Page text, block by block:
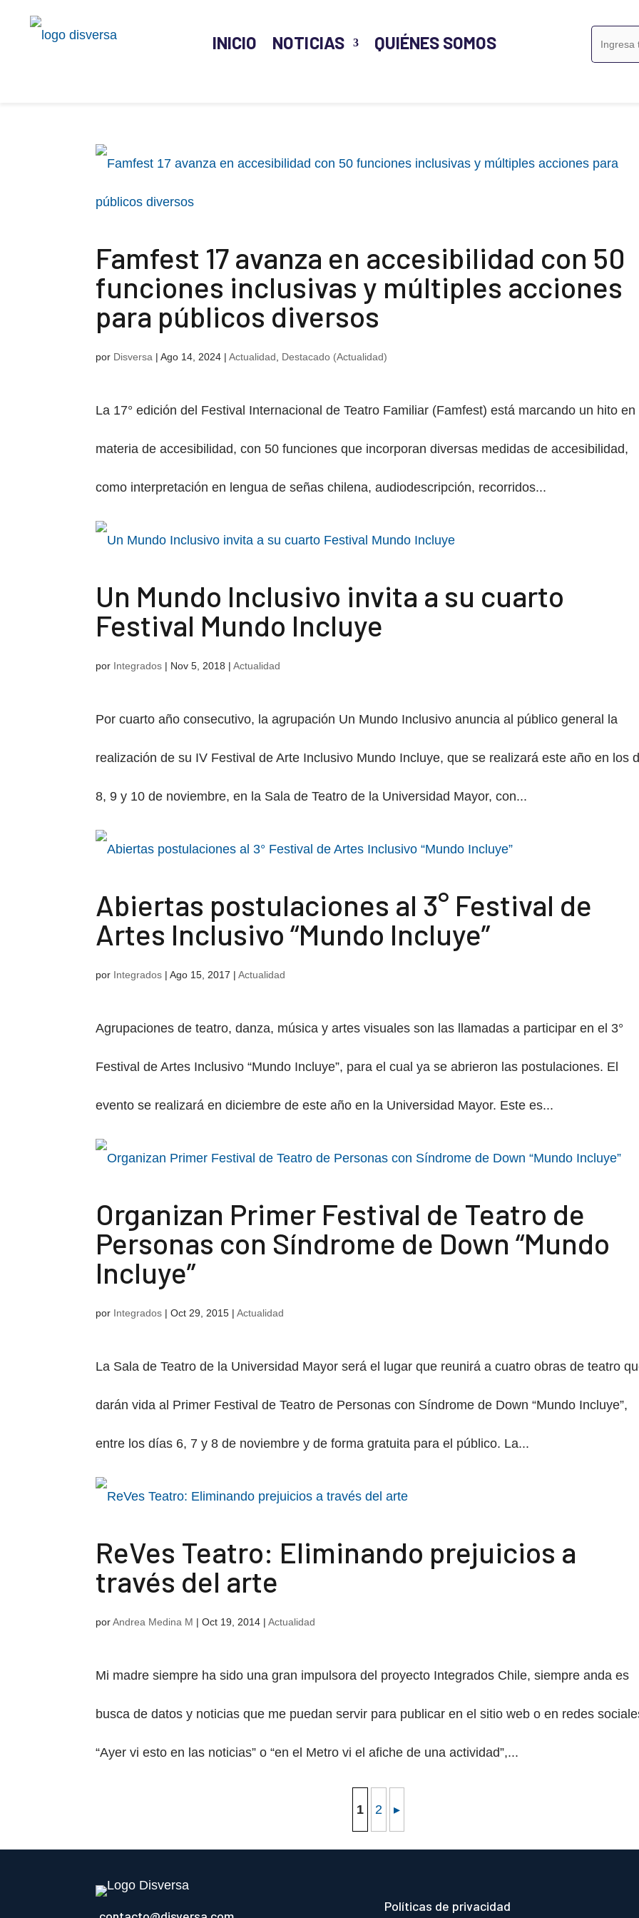
INICIO NOTICIAS QUIÉNES SOMOS
Buscar:
Famfest 17 avanza en accesibilidad con 50
funciones inclusivas y múltiples acciones
para públicos diversos
por Disversa |Ago 14, 2024 |Actualidad Destacado (Actualidad)
La 17° edición del Festival Internacional de Teatro Familiar (Famfest) está marcando un hito en
materia de accesibilidad, con 50 funciones que incorporan diversas medidas de accesibilidad,
como interpretación en lengua de señas chilena, audiodescripción, recorridos...
Un Mundo Inclusivo invita a su cuarto
Festival Mundo Incluye
por Integrados | Nov 5, 2018 |Actualidad
Por cuarto año consecutivo, la agrupación Un Mundo Inclusivo anuncia al público general la
realización de su IV Festival de Arte Inclusivo Mundo Incluye, que se realizará este año en los
8, 9 y 10 de noviembre, en la Sala de Teatro de la Universidad Mayor, con...
Abiertas postulaciones al 3° Festival de
Artes Inclusivo “Mundo Incluye”
por Integrados |Ago 15, 2017 |Actualidad
Agrupaciones de teatro, danza, música y artes visuales son las llamadas a participar en el 3°
Festival de Artes Inclusivo “Mundo Incluye”, para el cual ya se abrieron las postulaciones. El
evento se realizará en diciembre de este año en la Universidad Mayor. Este es...
Organizan Primer Festival de Teatro de
Personas con Síndrome de Down “Mundo
Incluye”
por Integrados |Oct 29, 2015 |Actualidad
La Sala de Teatro de la Universidad Mayor será el lugar que reunirá a cuatro obras de teatro
darán vida al Primer Festival de Teatro de Personas con Síndrome de Down “Mundo Incluye”,
entre los días 6, 7 y 8 de noviembre y de forma gratuita para el público. La...
ReVes Teatro: Eliminando prejuicios a
través del arte
porAndrea Medina M |Oct 19, 2014 |Actualidad
Mi madre siempre ha sido una gran impulsora del proyecto Integrados Chile, siempre anda es
busca de datos y noticias que me puedan servir para publicar en el sitio web o en redes
“Ayer vi esto en las noticias” o “en el Metro vi el afiche de una actividad”,...
1 2 ▸
Políticas de privacidad